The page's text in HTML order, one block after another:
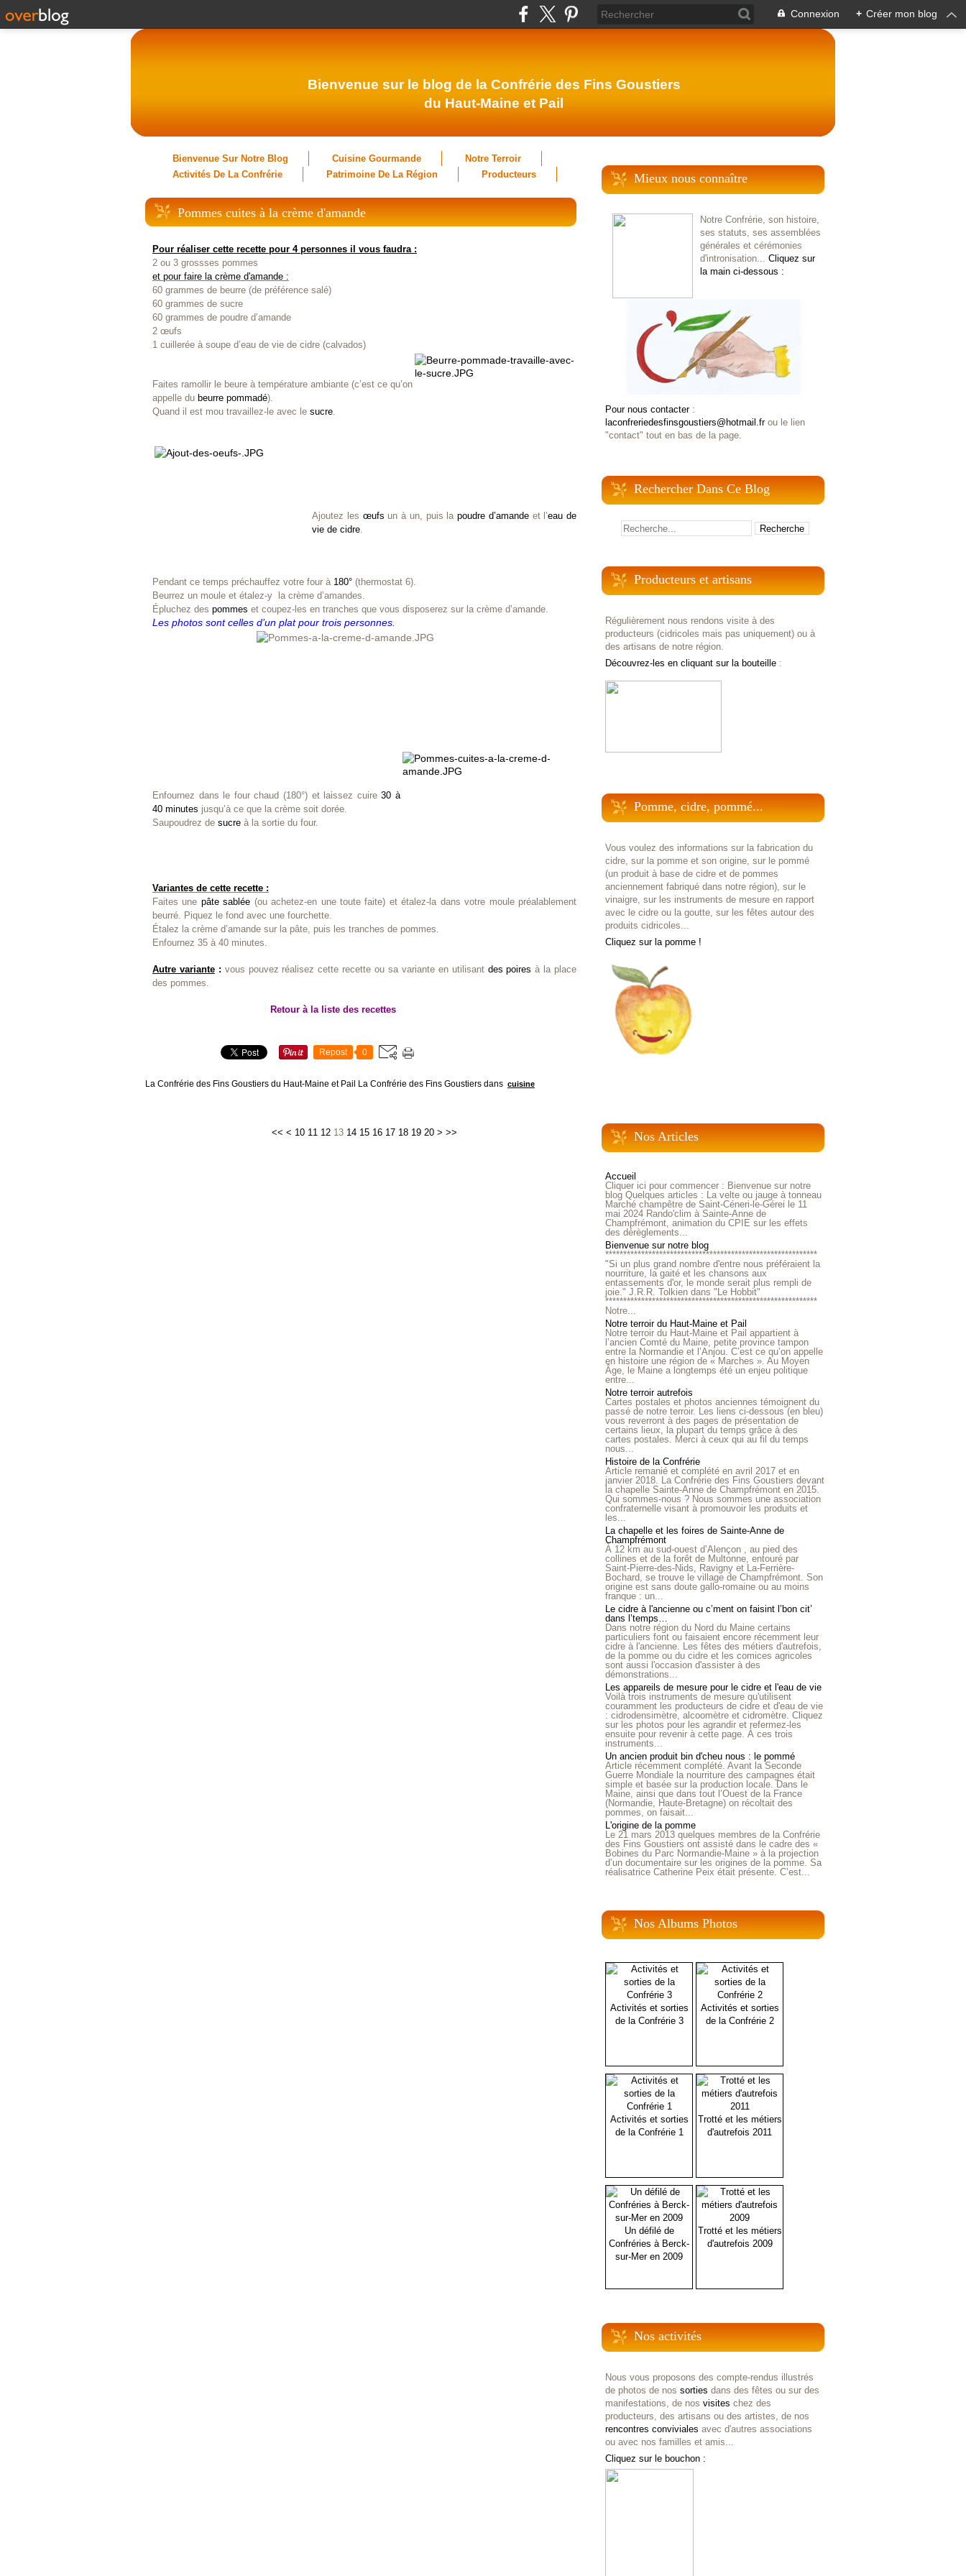
Connexion + Créer mon blog
Bienvenue sur le blog de la Confrérie des Fins Goustiers
du Haut-Maine et Pail
Bienvenue Sur Notre Blog Cuisine Gourmande
Notre Terroir
Activités De La Confrérie
Patrimoine De La Région Producteurs
Pommes cuites à la crème d'amande
Pour réaliser cette recette pour 4 personnes il vous faudra :
2 ou 3 grossses pommes
et pour faire la crème d'amande :
60 grammes de beurre (de préférence salé)
60 grammes de sucre
60 grammes de poudre d’amande
2 œufs
1 cuillerée à soupe d’eau de vie de cidre (calvados)
Faites ramollir le beure à température ambiante (c’est ce qu’on
appelle du beurre pommadé).
Quand il est mou travaillez-le avec le sucre.
Ajoutez les œufs un à un, puis la poudre d’amandeet l’eau de
vie de cidre.
Pendant ce temps préchauffez votre four à 180° (thermostat 6).
Beurrez un moule et étalez-y la crème d’amandes.
Épluchez des pommes et coupez-les en tranches que vous disposerez sur la crème d’amande.
Les photos sont celles d’un plat pour trois personnes.
Enfournez dans le four chaud (180°) et laissez cuire30 à
40 minutes jusqu’à ce que la crème soit dorée.
Saupoudrez de sucre à la sortie du four.
Variantes de cette recette :
Faites une pâte sablée (ou achetez-en une toute faite) et étalez-la dans votre moule préalablement
beurré. Piquez le fond avec une fourchette.
Étalez la crème d’amande sur la pâte, puis les tranches de pommes.
Enfournez 35 à 40 minutes.
Autre variante: vous pouvez réalisez cette recette ou sa variante en utilisant des poires à la place
des pommes.
Retour à la liste des recettes
Repost 0
La Confrérie des Fins Goustiers du Haut-Maine et Pail La Confrérie des Fins Goustiers dans cuisine
<< < 10 11 12 13 14 15 16 17 18 19 20 30
> >>
Mieux nous connaître
Notre Confrérie, son histoire,
ses statuts, ses assemblées
générales et cérémonies
d'intronisation... Cliquez sur
la main ci-dessous :
Pour nous contacter:
laconfreriedesfinsgoustiers@hotmail.frou le lien
"contact" tout en bas de la page.
Rechercher Dans Ce Blog
Producteurs et artisans
Régulièrement nous rendons visite à des
producteurs (cidricoles mais pas uniquement) ou à
des artisans de notre région.
Découvrez-les en cliquant sur la bouteille :
Pomme, cidre, pommé...
Vous voulez des informations sur la fabrication du
cidre, sur la pomme et son origine, sur le pommé
(un produit à base de cidre et de pommes
anciennement fabriqué dans notre région), sur le
vinaigre, sur les instruments de mesure en rapport
avec le cidre ou la goutte, sur les fêtes autour des
produits cidricoles...
Cliquez sur la pomme !
Nos Articles
Accueil
Cliquer ici pour commencer : Bienvenue sur notre
blog Quelques articles : La velte ou jauge à tonneau
Marché champêtre de Saint-Céneri-le-Gérei le 11
mai 2024 Rando'clim à Sainte-Anne de
Champfrémont, animation du CPIE sur les effets
des dérèglements...
Bienvenue sur notre blog
***********************************************************
"Si un plus grand nombre d'entre nous préféraient la
nourriture, la gaité et les chansons aux
entassements d'or, le monde serait plus rempli de
joie." J.R.R. Tolkien dans "Le Hobbit"
***********************************************************
Notre...
Notre terroir du Haut-Maine et Pail
Notre terroir du Haut-Maine et Pail appartient à
l’ancien Comté du Maine, petite province tampon
entre la Normandie et l’Anjou. C’est ce qu’on appelle
en histoire une région de « Marches ». Au Moyen
Âge, le Maine a longtemps été un enjeu politique
entre...
Notre terroir autrefois
Cartes postales et photos anciennes témoignent du
passé de notre terroir. Les liens ci-dessous (en bleu)
vous reverront à des pages de présentation de
certains lieux, la plupart du temps grâce à des
cartes postales. Merci à ceux qui au fil du temps
nous...
Histoire de la Confrérie
Article remanié et complété en avril 2017 et en
janvier 2018. La Confrérie des Fins Goustiers devant
la chapelle Sainte-Anne de Champfrémont en 2015.
Qui sommes-nous ? Nous sommes une association
confraternelle visant à promouvoir les produits et
les...
La chapelle et les foires de Sainte-Anne de
Champfrémont
À 12 km au sud-ouest d’Alençon , au pied des
collines et de la forêt de Multonne, entouré par
Saint-Pierre-des-Nids, Ravigny et La-Ferrière-
Bochard, se trouve le village de Champfrémont. Son
origine est sans doute gallo-romaine ou au moins
franque : un...
Le cidre à l'ancienne ou c’ment on faisint l’bon cit’
dans l’temps…
Dans notre région du Nord du Maine certains
particuliers font ou faisaient encore récemment leur
cidre à l'ancienne. Les fêtes des métiers d'autrefois,
de la pomme ou du cidre et les comices agricoles
sont aussi l'occasion d'assister à des
démonstrations...
Les appareils de mesure pour le cidre et l'eau de vie
Voilà trois instruments de mesure qu'utilisent
couramment les producteurs de cidre et d'eau de vie
: cidrodensimètre, alcoomètre et cidromètre. Cliquez
sur les photos pour les agrandir et refermez-les
ensuite pour revenir à cette page. À ces trois
instruments...
Un ancien produit bin d'cheu nous : le pommé
Article récemment complété. Avant la Seconde
Guerre Mondiale la nourriture des campagnes était
simple et basée sur la production locale. Dans le
Maine, ainsi que dans tout l’Ouest de la France
(Normandie, Haute-Bretagne) on récoltait des
pommes, on faisait...
L'origine de la pomme
Le 21 mars 2013 quelques membres de la Confrérie
des Fins Goustiers ont assisté dans le cadre des «
Bobines du Parc Normandie-Maine » à la projection
d’un documentaire sur les origines de la pomme. Sa
réalisatrice Catherine Peix était présente. C’est...
Nos Albums Photos
Activités et sorties
de la Confrérie 3
Activités et sorties
de la Confrérie 2
Activités et sorties
de la Confrérie 1
Trotté et les métiers
d'autrefois 2011
Un défilé de
Confréries à Berck-
sur-Mer en 2009
Trotté et les métiers
d'autrefois 2009
Nos activités
Nous vous proposons des compte-rendus illustrés
de photos de nos sorties dans des fêtes ou sur des
manifestations, de nos visites chez des
producteurs, des artisans ou des artistes, de nos
rencontres conviviales avec d'autres associations
ou avec nos familles et amis...
Cliquez sur le bouchon :